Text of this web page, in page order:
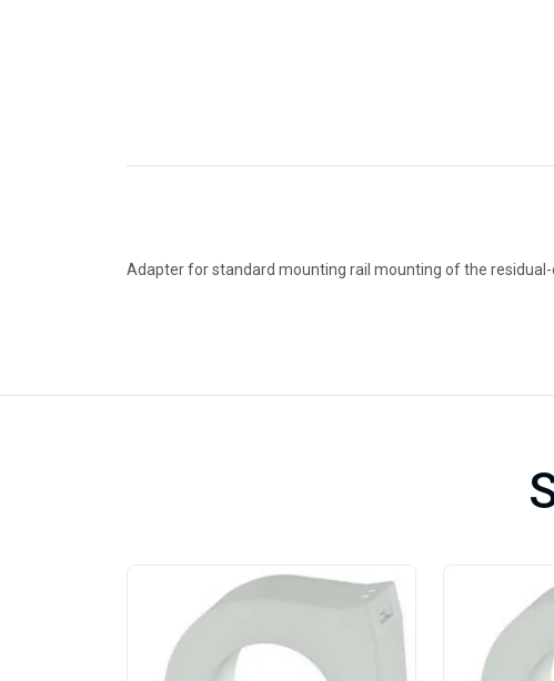
Adapter for standard mounting rail mounting of the